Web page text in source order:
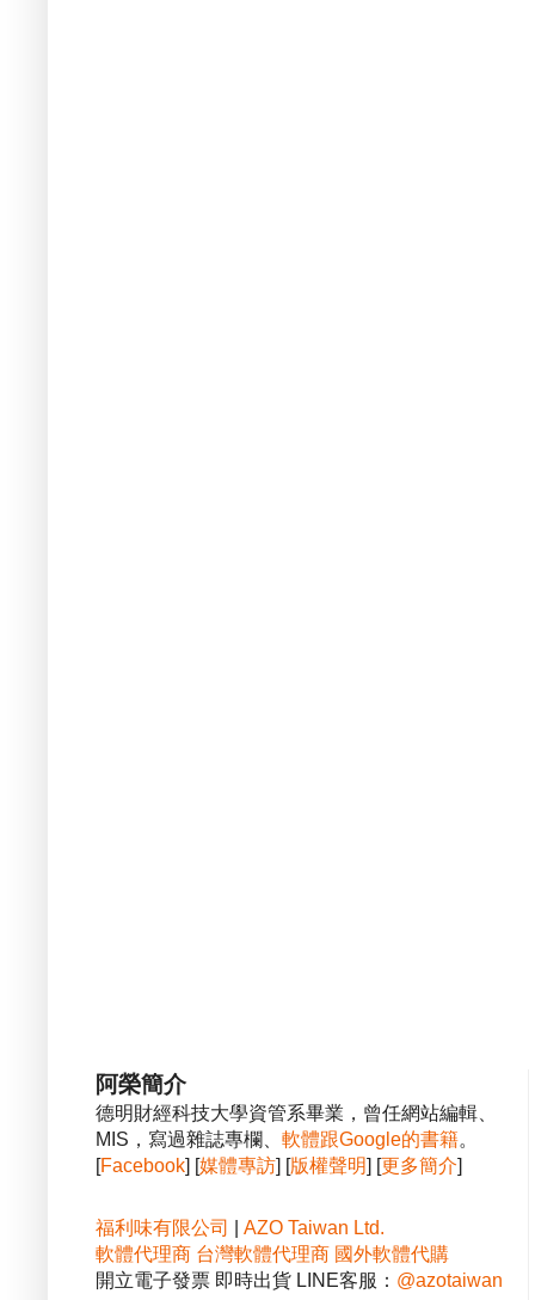
阿榮簡介
德明財經科技大學資管系畢業，曾任網站編輯、
MIS，寫過雜誌專欄、 軟體跟Google的書籍。
[Facebook] [媒體專訪] [版權聲明] [更多簡介]
福利味有限公司
AZO Taiwan Ltd.
軟體代理商 台灣軟體代理商 國外軟體代購
開立電子發票 即時出貨 LINE客服： @azotaiwan